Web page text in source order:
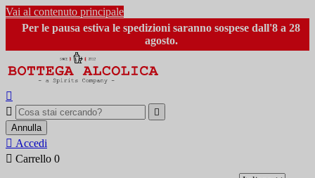
Vai al contenuto principale
Per le pausa estiva le spedizioni saranno sospese dall'8 a 28
agosto.



Annulla
 Accedi
 Carrello 0